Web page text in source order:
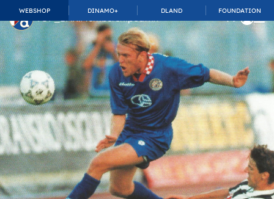
WEBSHOP DINAMO+ DLAND FOUNDATION
TOP_BAR.MembershipSuffix